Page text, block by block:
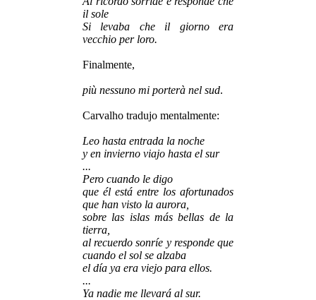
il sole
Si levaba che il giorno era
vecchio per loro.
Finalmente,
più nessuno mi porterà nel sud.
Carvalho tradujo mentalmente:
Leo hasta entrada la noche
y en invierno viajo hasta el sur
...
Pero cuando le digo
que él está entre los afortunados
que han visto la aurora,
sobre las islas más bellas de la
tierra,
al recuerdo sonríe y responde que
cuando el sol se alzaba
el día ya era viejo para ellos.
...
Ya nadie me llevará al sur.